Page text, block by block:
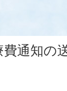
通知の